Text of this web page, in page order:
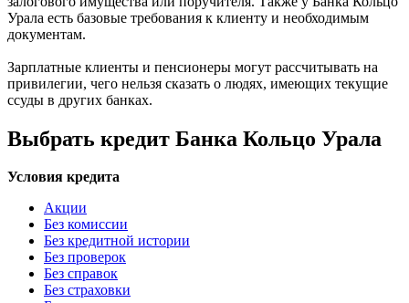
Урала есть базовые требования к клиенту и необходимым
документам.
Зарплатные клиенты и пенсионеры могут рассчитывать на
привилегии, чего нельзя сказать о людях, имеющих текущие
ссуды в других банках.
Выбрать кредит Банка Кольцо Урала
Условия кредита
Акции
Без комиссии
Без кредитной истории
Без проверок
Без справок
Без страховки